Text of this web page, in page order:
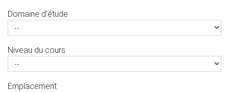
Domaine d'étude
Niveau du cours
Emplacement